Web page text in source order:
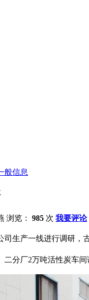
般信息
浏览： 985 次 我要评论
生产一线进行调研，
二分厂2万吨活性炭车